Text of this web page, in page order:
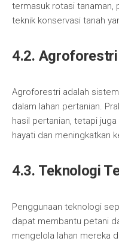
termasuk rotasi tanaman,
teknik konservasi tanah
4.2. Agroforestri
Agroforestri adalah
dalam lahan pertanian.
hasil pertanian, tetapi
hayati dan meningkatkan
4.3. Teknologi
Penggunaan teknologi
dapat membantu petani
mengelola lahan mereka